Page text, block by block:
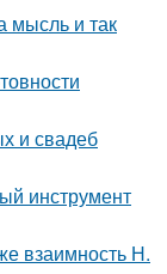
мысль и так
и свадеб
инструмент
взаимность Н.